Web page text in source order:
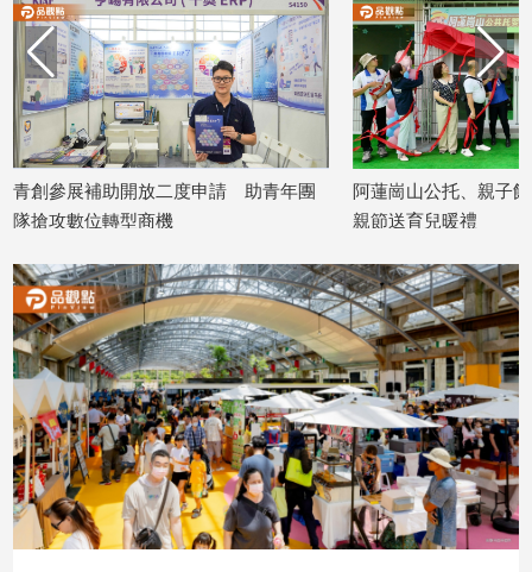
座/
命
理
消
健
康/
親
子/
感
情
藝
術
／
文
創
／
電
影
推
薦
青創參展補助開放二度申請 助青年團
隊搶攻數位轉型商機
阿蓮崗山公托、親子
親節送育兒暖禮